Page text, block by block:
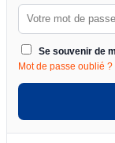
Se souvenir de
Mot de passe oublié ?